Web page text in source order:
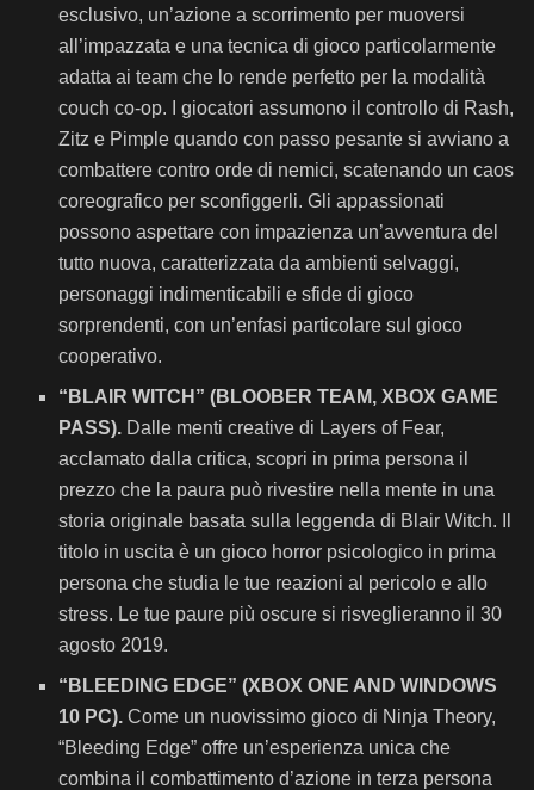
esclusivo, un’azione a scorrimento per muoversi
all’impazzata e una tecnica di gioco particolarmente
adatta ai team che lo rende perfetto per la modalità
couch co-op. I giocatori assumono il controllo di Rash,
Zitz e Pimple quando con passo pesante si avviano a
combattere contro orde di nemici, scatenando un caos
coreografico per sconfiggerli. Gli appassionati
possono aspettare con impazienza un’avventura del
tutto nuova, caratterizzata da ambienti selvaggi,
personaggi indimenticabili e sfide di gioco
sorprendenti, con un’enfasi particolare sul gioco
cooperativo.
“BLAIR WITCH” (BLOOBER TEAM, XBOX GAME
PASS). Dalle menti creative di Layers of Fear,
acclamato dalla critica, scopri in prima persona il
prezzo che la paura può rivestire nella mente in una
storia originale basata sulla leggenda di Blair Witch. Il
titolo in uscita è un gioco horror psicologico in prima
persona che studia le tue reazioni al pericolo e allo
stress. Le tue paure più oscure si risveglieranno il 30
agosto 2019.
“BLEEDING EDGE” (XBOX ONE AND WINDOWS
10 PC).Come un nuovissimo gioco di Ninja Theory,
“Bleeding Edge” offre un’esperienza unica che
combina il combattimento d’azione in terza persona